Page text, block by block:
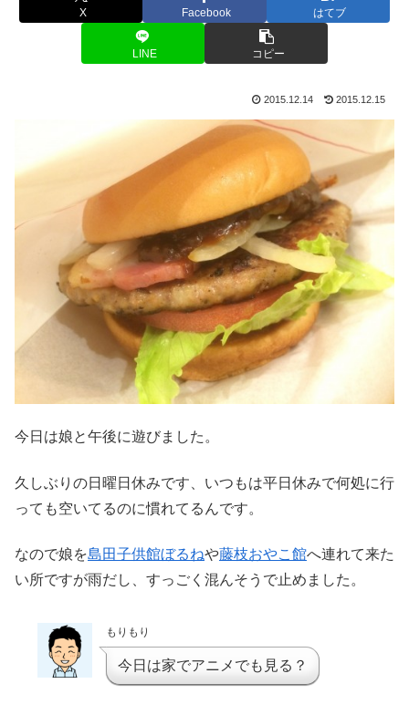
X Facebook はてブ
LINE コピー
2015.12.14 2015.12.15
今日は娘と午後に遊びました。
久しぶりの日曜日休みです、いつもは平日休みで何処に行
っても空いてるのに慣れてるんです。
なので娘を島田子供館ぼるねや藤枝おやこ館へ連れて来た
い所ですが雨だし、すっごく混んそうで止めました。
もりもり
今日は家でアニメでも見る？